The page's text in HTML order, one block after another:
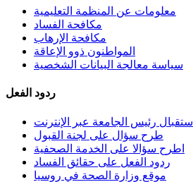
معلومات عن المنظمة التعليمية
مكافحة الفساد
مكافحة الإرهاب
المواطنون ذوو الإعاقة
سياسة معالجة البيانات الشخصية
ردود الفعل
استقبال رئيس الجامعة عبر الإنترنت
طرح سؤال على لجنة القبول
اطرح سؤالا على الخدمة الصحفية
ردود الفعل على حقائق الفساد
موقع وزارة الصحة في روسيا